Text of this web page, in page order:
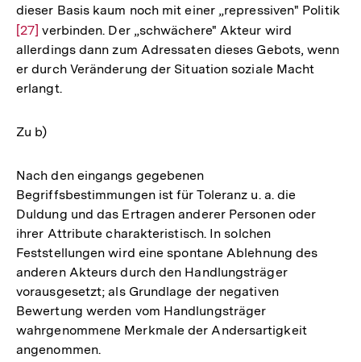
dieser Basis kaum noch mit einer „repressiven" Politik
[27] verbinden. Der „schwächere" Akteur wird
allerdings dann zum Adressaten dieses Gebots, wenn
er durch Veränderung der Situation soziale Macht
erlangt.
Zu b)
Nach den eingangs gegebenen
Begriffsbestimmungen ist für Toleranz u. a. die
Duldung und das Ertragen anderer Personen oder
ihrer Attribute charakteristisch. In solchen
Feststellungen wird eine spontane Ablehnung des
anderen Akteurs durch den Handlungsträger
vorausgesetzt; als Grundlage der negativen
Bewertung werden vom Handlungsträger
wahrgenommene Merkmale der Andersartigkeit
angenommen.